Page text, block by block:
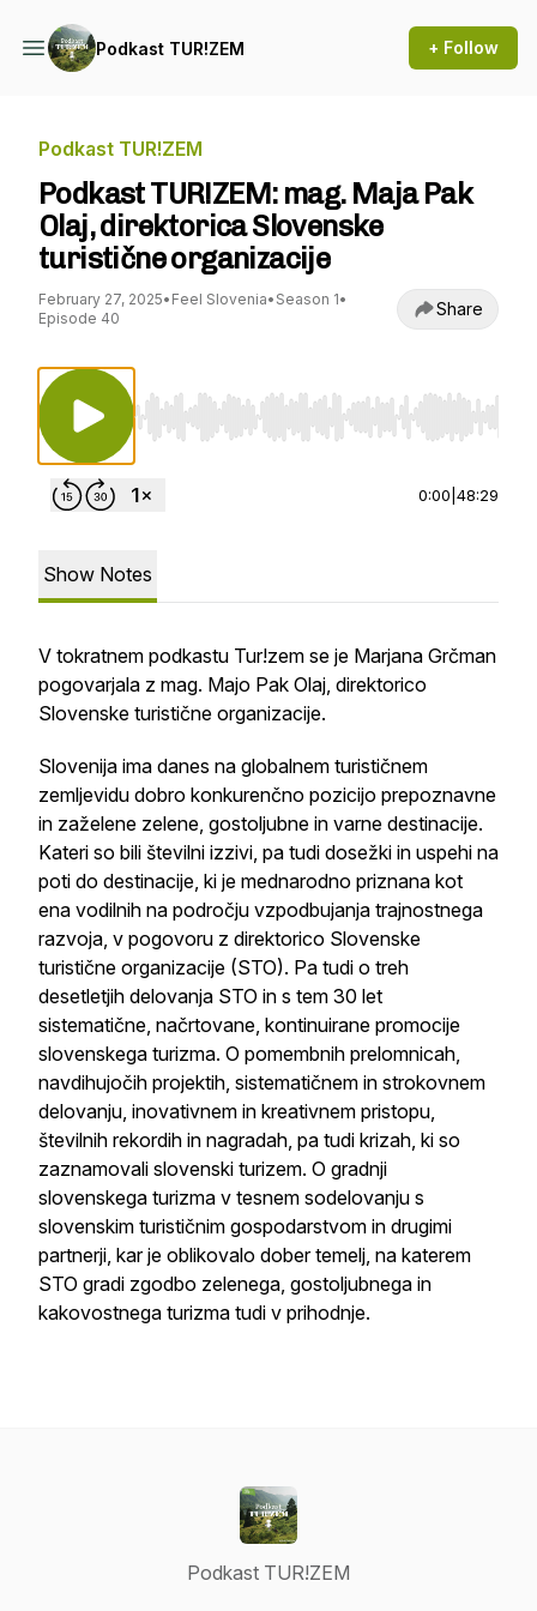
Podkast TUR!ZEM + Follow
Podkast TUR!ZEM
Podkast TUR!ZEM: mag. Maja Pak
Olaj, direktorica Slovenske
turistične organizacije
February 27, 2025• Feel Slovenia• Season 1•
Episode 40
Share
Use Left/Right to seek, Home/End to jump to
0:00 48:29
Show Notes
V tokratnem podkastu Tur!zem se je Marjana Grčman
pogovarjala z mag. Majo Pak Olaj, direktorico
Slovenske turistične organizacije.
Slovenija ima danes na globalnem turističnem
zemljevidu dobro konkurenčno pozicijo prepoznavne
in zaželene zelene, gostoljubne in varne destinacije.
Kateri so bili številni izzivi, pa tudi dosežki in uspehi na
poti do destinacije, ki je mednarodno priznana kot
ena vodilnih na področju vzpodbujanja trajnostnega
razvoja, v pogovoru z direktorico Slovenske
turistične organizacije (STO). Pa tudi o treh
desetletjih delovanja STO in s tem 30 let
sistematične, načrtovane, kontinuirane promocije
slovenskega turizma. O pomembnih prelomnicah,
navdihujočih projektih, sistematičnem in strokovnem
delovanju, inovativnem in kreativnem pristopu,
številnih rekordih in nagradah, pa tudi krizah, ki so
zaznamovali slovenski turizem. O gradnji
slovenskega turizma v tesnem sodelovanju s
slovenskim turističnim gospodarstvom in drugimi
partnerji, kar je oblikovalo dober temelj, na katerem
STO gradi zgodbo zelenega, gostoljubnega in
kakovostnega turizma tudi v prihodnje.
Podkast TUR!ZEM